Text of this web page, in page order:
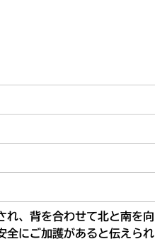
、背を合わせて北と南を向
全にご加護があると伝えられ